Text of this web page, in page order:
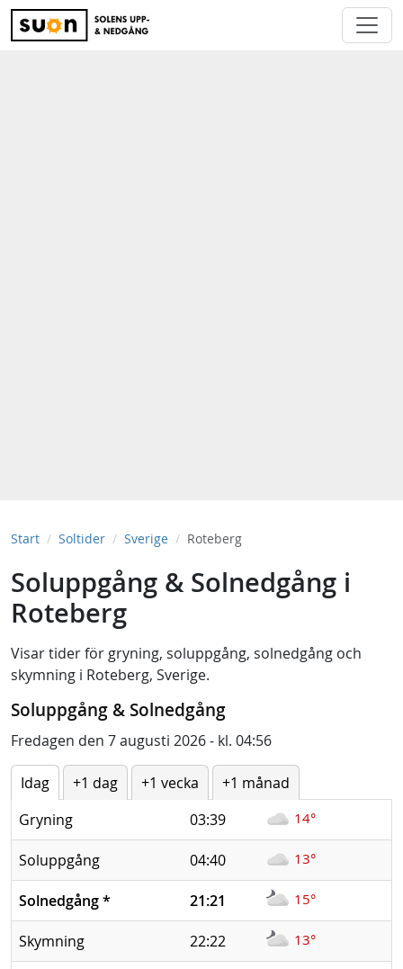
Start Soltider Sverige Roteberg
Soluppgång & Solnedgång i
Roteberg
Visar tider för gryning, soluppgång, solnedgång och
skymning i Roteberg, Sverige.
Soluppgång & Solnedgång
Fredagen den 7 augusti 2026 - kl. 04:56
Idag +1 dag +1 vecka
+1 månad
Gryning
03:39 14°
Soluppgång 04:40 13°
Solnedgång* 21:21 15°
Skymning 22:22 13°